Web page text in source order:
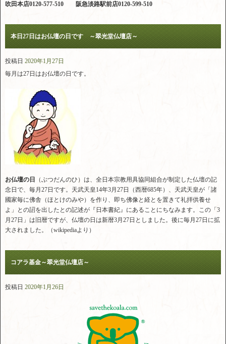
吹田本店0120-577-510 阪急淡路駅前店0120-599-510
本日27日はお仏壇の日です ～翠光堂仏壇店～
投稿日 2020年1月27日
毎月は27日はお仏壇の日です。
お仏壇の日
（ぶつだんのひ）は、全日本宗教用具協同組合が制定した仏壇の記
念日で、毎月27日です。天武天皇14年3月27日（西暦685年）、天武天皇が「諸
國家毎に佛舎（ほとけのみや）を作り、即ち佛像と経とを置きて礼拝供養せ
よ」との詔を出したとの記述が『日本書紀』にあることにちなみます。この「3
月27日」は旧暦ですが、仏壇の日は新暦3月27日としました。後に毎月27日に拡
大されました。（wikipediaより）
コアラ基金～翠光堂仏壇店～
投稿日 2020年1月26日